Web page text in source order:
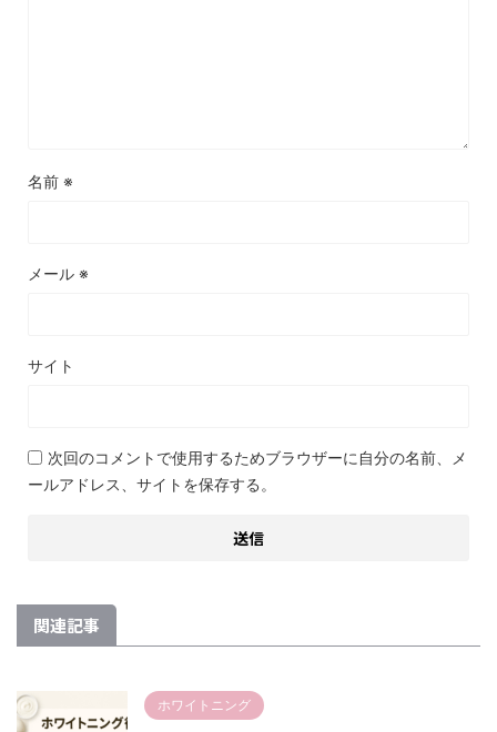
名前 ※
メール ※
サイト
次回のコメントで使用するためブラウザーに自分の名前、メ
ールアドレス、サイトを保存する。
関連記事
ホワイトニング